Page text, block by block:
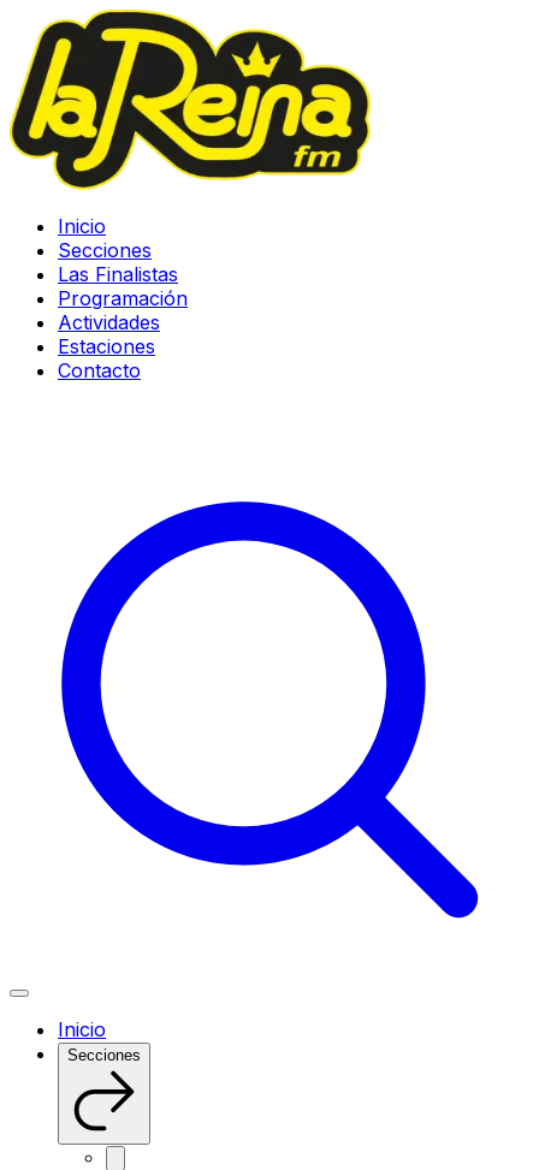
Inicio
Secciones
Las Finalistas
Programación
Actividades
Estaciones
Contacto
Inicio
Secciones